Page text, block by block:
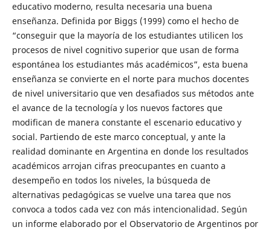
educativo moderno, resulta necesaria una buena
enseñanza. Definida por Biggs (1999) como el hecho de
“conseguir que la mayoría de los estudiantes utilicen los
procesos de nivel cognitivo superior que usan de forma
espontánea los estudiantes más académicos”, esta buena
enseñanza se convierte en el norte para muchos docentes
de nivel universitario que ven desafiados sus métodos ante
el avance de la tecnología y los nuevos factores que
modifican de manera constante el escenario educativo y
social. Partiendo de este marco conceptual, y ante la
realidad dominante en Argentina en donde los resultados
académicos arrojan cifras preocupantes en cuanto a
desempeño en todos los niveles, la búsqueda de
alternativas pedagógicas se vuelve una tarea que nos
convoca a todos cada vez con más intencionalidad. Según
un informe elaborado por el Observatorio de Argentinos por